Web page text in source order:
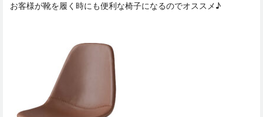
お客様が靴を履く時にも便利な椅子になるのでオススメ♪